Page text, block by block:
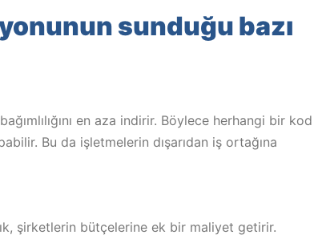
sunduğu bazı
en aza indirir. Böylece herhangi bir kod
Bu da işletmelerin dışarıdan iş ortağına
şirketlerin bütçelerine ek bir maliyet getirir.